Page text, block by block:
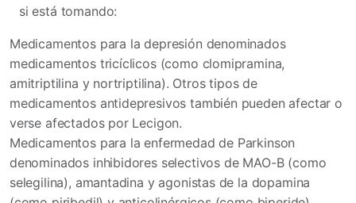
si está tomando:
Medicamentos para la depresión denominados
medicamentos tricíclicos (como clomipramina,
amitriptilina y nortriptilina). Otros tipos de
medicamentos antidepresivos también pueden afectar o
verse afectados por Lecigon.
Medicamentos para la enfermedad de Parkinson
denominados inhibidores selectivos de MAO-B (como
selegilina), amantadina y agonistas de la dopamina